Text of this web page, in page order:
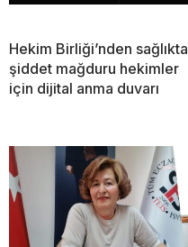
Hekim Birliği’nden sağlıkta
şiddet mağduru hekimler
için dijital anma duvarı